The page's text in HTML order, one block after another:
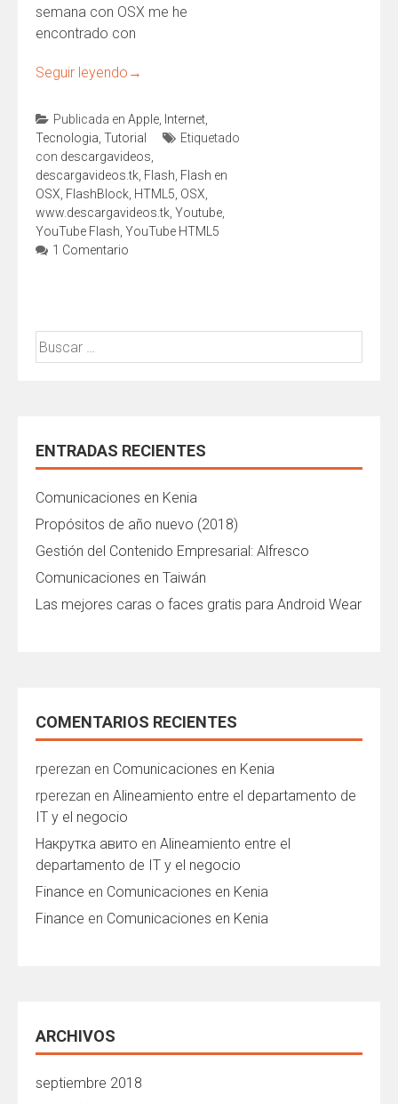
semana con OSX me he
encontrado con
Seguir leyendo →
Publicada en Apple Internet
Tecnologia Tutorial
Etiquetado
con descargavideos
descargavideos.tk Flash Flash en
OSX FlashBlock HTML5 OSX
www.descargavideos.tk Youtube
YouTube Flash YouTube HTML5
1 Comentario
Buscar:
ENTRADAS RECIENTES
Comunicaciones en Kenia
Propósitos de año nuevo (2018)
Gestión del Contenido Empresarial: Alfresco
Comunicaciones en Taiwán
Las mejores caras o faces gratis para Android Wear
COMENTARIOS RECIENTES
rperezan en Comunicaciones en Kenia
rperezan en Alineamiento entre el departamento de
IT y el negocio
Накрутка авито en Alineamiento entre el
departamento de IT y el negocio
Finance en Comunicaciones en Kenia
Finance en Comunicaciones en Kenia
ARCHIVOS
septiembre 2018